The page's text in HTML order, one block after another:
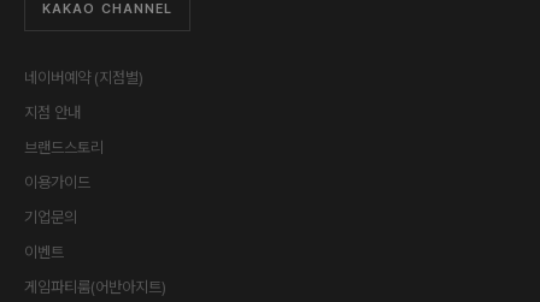
KAKAO CHANNEL
네이버예약 (지점별)
지점 안내
브랜드스토리
이용가이드
기업문의
이벤트
게임파티룸(어반아지트)